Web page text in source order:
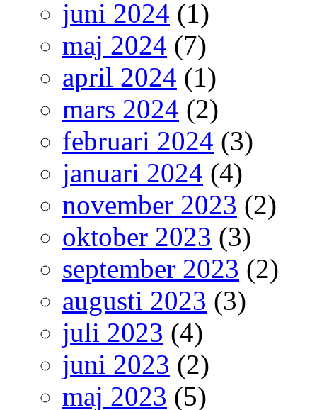
juni 2024 (1)
maj 2024 (7)
april 2024 (1)
mars 2024 (2)
februari 2024 (3)
januari 2024 (4)
november 2023 (2)
oktober 2023 (3)
september 2023 (2)
augusti 2023 (3)
juli 2023 (4)
juni 2023 (2)
maj 2023 (5)